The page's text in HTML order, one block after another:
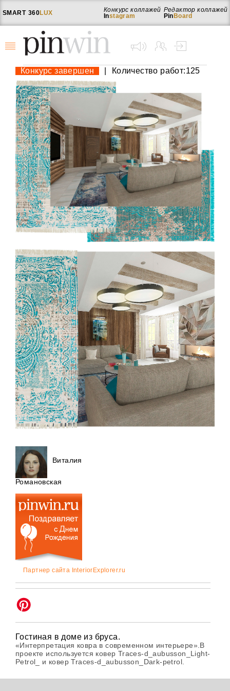
SMART 360LUX
Редактор коллажей
Pin Board
Конкурс коллажей
Instagram
Конкурс завершен Количество работ:125
Виталия
Романовская
Партнер сайта InteriorExplorer.ru
Гостиная в доме из бруса.
«Интерпретация ковра в современном интерьере».В
проекте используется ковер Traces-d_aubusson_Light-
Petrol_ и ковер Traces-d_aubusson_Dark-petrol.